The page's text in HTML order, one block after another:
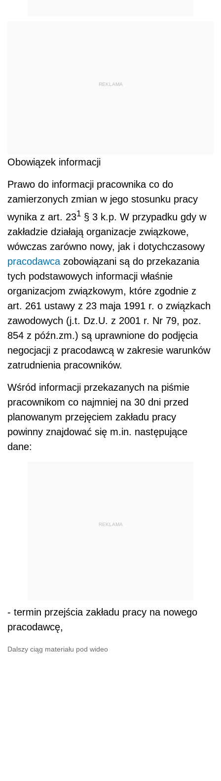
REKLAMA
Obowiązek informacji
Prawo do informacji pracownika co do
zamierzonych zmian w jego stosunku pracy
wynika z art. 231 § 3 k.p. W przypadku gdy w
zakładzie działają organizacje związkowe,
wówczas zarówno nowy, jak i dotychczasowy
pracodawca zobowiązani są do przekazania
tych podstawowych informacji właśnie
organizacjom związkowym, które zgodnie z
art. 261 ustawy z 23 maja 1991 r. o związkach
zawodowych (j.t. Dz.U. z 2001 r. Nr 79, poz.
854 z późn.zm.) są uprawnione do podjęcia
negocjacji z pracodawcą w zakresie warunków
zatrudnienia pracowników.
Wśród informacji przekazanych na piśmie
pracownikom co najmniej na 30 dni przed
planowanym przejęciem zakładu pracy
powinny znajdować się m.in. następujące
dane:
REKLAMA
- termin przejścia zakładu pracy na nowego
pracodawcę,
Dalszy ciąg materiału pod wideo